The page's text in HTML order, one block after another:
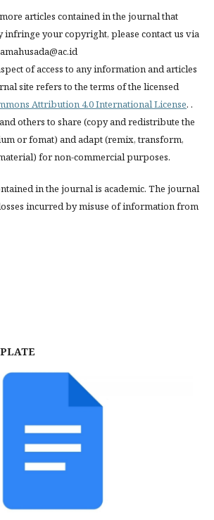
articles contained in the journal that
your copyright, please contact us via
of access to any information and articles
site refers to the terms of the licensed
Attribution 4.0 International License. .
others to share (copy and redistribute the
or fomat) and adapt (remix, transform,
for non-commercial purposes.
in the journal is academic. The journal
incurred by misuse of information from